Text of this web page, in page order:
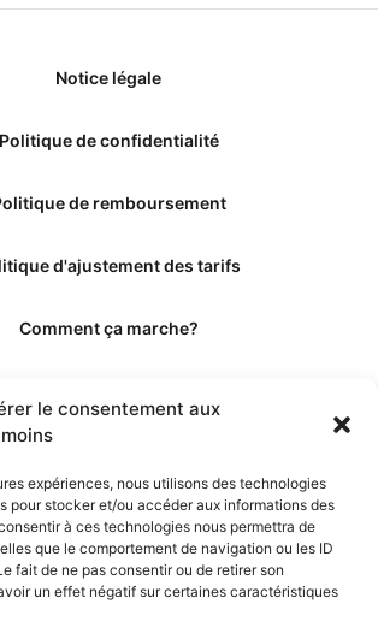
le consentement aux
expériences, nous utilisons des technologies
pour stocker et/ou accéder aux informations des
à ces technologies nous permettra de
que le comportement de navigation ou les ID
fait de ne pas consentir ou de retirer son
un effet négatif sur certaines caractéristiques
Notice légale
Politique de confidentialité
de remboursement
d'ajustement des tarifs
Comment ça marche?
Les éditeurs
experts et collaborateurs